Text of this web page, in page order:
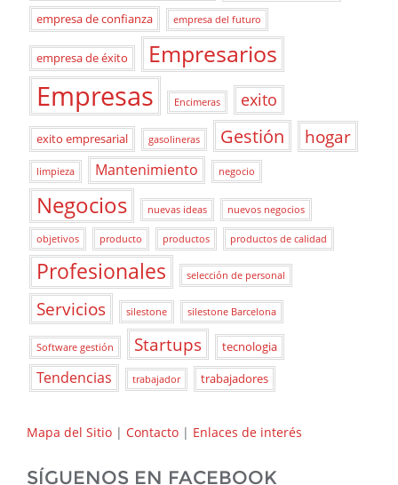
empresa de confianza empresa del futuro
empresa de éxito Empresarios
Empresas Encimeras exito
exito empresarial gasolineras Gestión hogar
limpieza Mantenimiento negocio
Negocios nuevas ideas nuevos negocios
objetivos producto productos productos de calidad
Profesionales selección de personal
Servicios silestone silestone Barcelona
Software gestión Startups tecnologia
Tendencias trabajador trabajadores
Mapa del Sitio | Contacto | Enlaces de interés
SÍGUENOS EN FACEBOOK